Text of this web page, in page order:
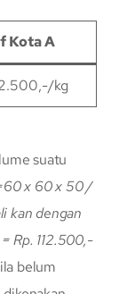
Kota A
kg
suatu
x 60 x 50 /
kan dengan
Rp. 112.500,-
belum